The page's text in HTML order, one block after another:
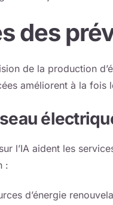
des
de la production
améliorent à la
l’IA aident les
:
d’énergie